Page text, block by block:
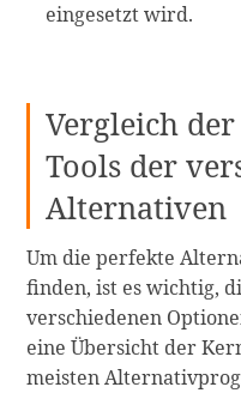
eingesetzt wird.
Vergleich
Tools der
Alternativen
Um die perfekte
finden, ist es wichtig,
verschiedenen
eine Übersicht der
meisten